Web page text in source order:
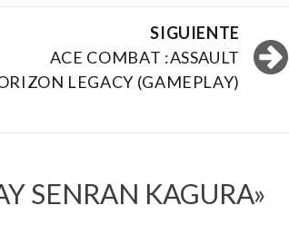
SIGUIENTE
ACE COMBAT :ASSAULT
LEGACY (GAMEPLAY)
SENRAN KAGURA»